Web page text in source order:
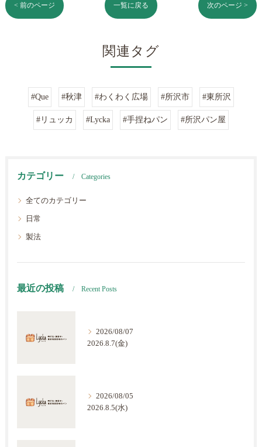
< 前のページ 一覧に戻る 次のページ >
関連タグ
#Que #秋津 #わくわく広場 #所沢市 #東所沢
#リュッカ #Lycka #手捏ねパン #所沢パン屋
カテゴリー Categories
全てのカテゴリー
日常
製法
最近の投稿 Recent Posts
2026/08/07
2026.8.7(金)
2026/08/05
2026.8.5(水)